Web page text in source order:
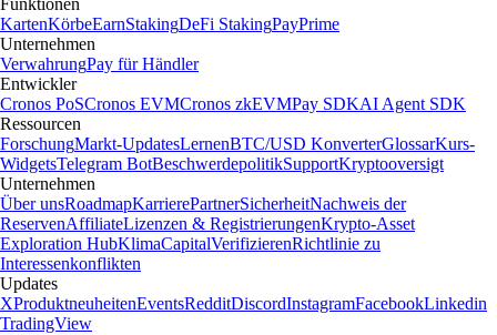
Funktionen
KartenKörbeEarnStakingDeFi StakingPayPrime
Unternehmen
VerwahrungPay für Händler
Entwickler
Cronos PoSCronos EVMCronos zkEVMPay SDKAI Agent SDK
Ressourcen
ForschungMarkt-UpdatesLernenBTC/USD KonverterGlossarKurs-
WidgetsTelegram BotBeschwerdepolitikSupportKryptooversigt
Unternehmen
Über unsRoadmapKarrierePartnerSicherheitNachweis der
ReservenAffiliateLizenzen & RegistrierungenKrypto-Asset
Exploration HubKlimaCapitalVerifizierenRichtlinie zu
Interessenkonflikten
Updates
XProduktneuheitenEventsRedditDiscordInstagramFacebookLinkedin
TradingView